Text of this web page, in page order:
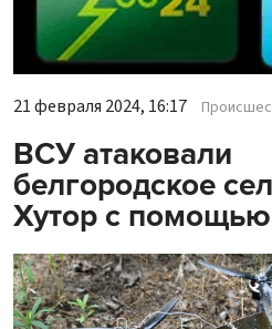
21 февраля 2024, 16:17
ВСУ атаковали
белгородское
Хутор с